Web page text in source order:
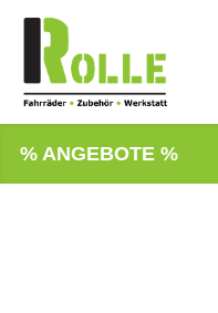
% ANGEBOTE %